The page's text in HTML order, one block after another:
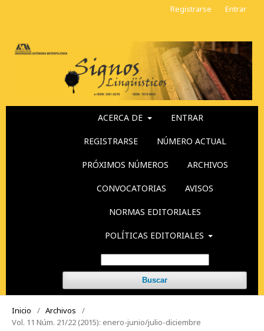
ACERCA DE ENTRAR
REGISTRARSE NÚMERO ACTUAL
PRÓXIMOS NÚMEROS ARCHIVOS
CONVOCATORIAS AVISOS
NORMAS EDITORIALES
POLÍTICAS EDITORIALES
Buscar
Registrarse Entrar
Inicio / Archivos
/
Vol. 11 Núm. 21/22 (2015): enero-junio/julio-diciembre